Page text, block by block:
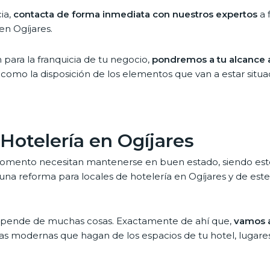
contacta de forma inmediata con nuestros expertos a
Ogíjares.
la franquicia de tu negocio, pondremos a tu alcance
la disposición de los elementos que van a estar
en Ogíjares
necesitan mantenerse en buen estado, siendo
reforma para locales de hotelería en Ogíjares y de
de muchas cosas. Exactamente de ahí que, vamos
modernas que hagan de los espacios de tu hotel,